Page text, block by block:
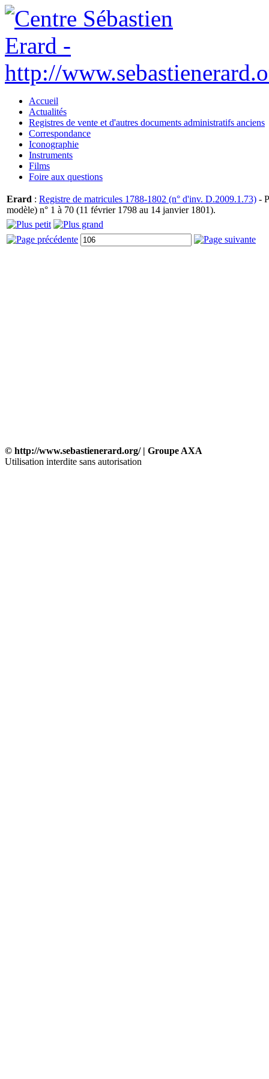
Accueil
Actualités
Registres de vente et d'autres documents administratifs anciens
Correspondance
Iconographie
Instruments
Films
Foire aux questions
Erard : Registre de matricules 1788-1802 (n° d'inv. D.2009.1.73) -
modèle) n° 1 à 70 (11 février 1798 au 14 janvier 1801).
© http://www.sebastienerard.org/ | Groupe AXA
Utilisation interdite sans autorisation